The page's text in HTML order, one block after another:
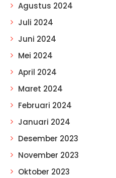
Agustus 2024
Juli 2024
Juni 2024
Mei 2024
April 2024
Maret 2024
Februari 2024
Januari 2024
Desember 2023
November 2023
Oktober 2023